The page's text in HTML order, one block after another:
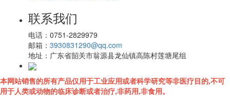
联系我们
电话： 0751-2829979
邮箱： 3930831290@qq.com
地址： 广东省韶关市翁源县龙仙镇高陈村莲塘尾组
本网站销售的所有产品仅用于工业应用或者科学研究等非医疗目的,不可
用于人类或动物的临床诊断或者治疗,非药用,非食用。